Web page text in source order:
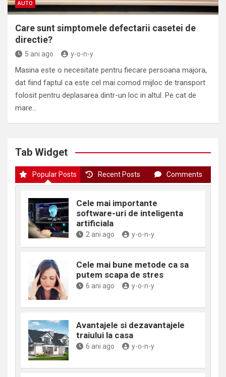
AUTO
Care sunt simptomele defectarii casetei de
directie?
5 ani ago y-o-n-y
Masina este o necesitate pentru fiecare persoana majora,
dat fiind faptul ca este cel mai comod mijloc de transport
folosit pentru deplasarea dintr-un loc in altul. Pe cat de
mare…
Tab Widget
Popular Posts Recent Posts Comments
Cele mai importante
software-uri de inteligenta
artificiala
2 ani ago y-o-n-y
Cele mai bune metode ca sa
putem scapa de stres
6 ani ago y-o-n-y
Avantajele si dezavantajele
traiului la casa
6 ani ago y-o-n-y